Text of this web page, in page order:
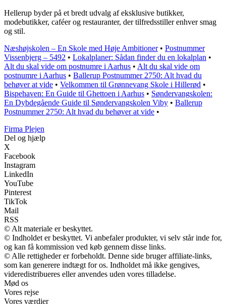
Hellerup byder på et bredt udvalg af eksklusive butikker,
modebutikker, caféer og restauranter, der tilfredsstiller enhver smag
og stil.
Næshøjskolen – En Skole med Høje Ambitioner• Postnummer
Vissenbjerg – 5492 • Lokalplaner: Sådan finder du en lokalplan •
Alt du skal vide om postnumre i Aarhus • Alt du skal vide om
postnumre i Aarhus • Ballerup Postnummer 2750: Alt hvad du
behøver at vide • Velkommen til Grønnevang Skole i Hillerød •
Bispehaven: En Guide til Ghettoen i Aarhus • Søndervangskolen:
En Dybdegående Guide til Søndervangskolen Viby • Ballerup
Postnummer 2750: Alt hvad du behøver at vide •
Firma Plejen
Del og hjælp
X
Facebook
Instagram
LinkedIn
YouTube
Pinterest
TikTok
Mail
RSS
© Alt materiale er beskyttet.
© Indholdet er beskyttet. Vi anbefaler produkter, vi selv står inde for,
og kan få kommission ved køb gennem disse links.
© Alle rettigheder er forbeholdt. Denne side bruger affiliate-links,
som kan generere indtægt for os. Indholdet må ikke gengives,
videredistribueres eller anvendes uden vores tilladelse.
Mød os
Vores rejse
Vores værdier